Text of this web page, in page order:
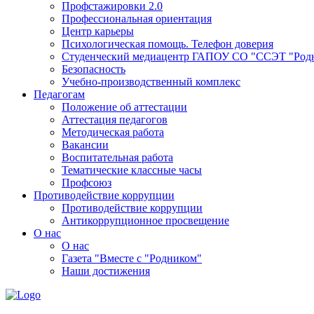
Профстажировки 2.0
Профессиональная ориентация
Центр карьеры
Психологическая помощь. Телефон доверия
Студенческий медиацентр ГАПОУ СО "ССЭТ
Безопасность
Учебно-производственный комплекс
Педагогам
Положение об аттестации
Аттестация педагогов
Методическая работа
Вакансии
Воспитательная работа
Тематические классные часы
Профсоюз
Противодействие коррупции
Противодействие коррупции
Антикоррупционное просвещение
О нас
О нас
Газета "Вместе с "Родником"
Наши достижения